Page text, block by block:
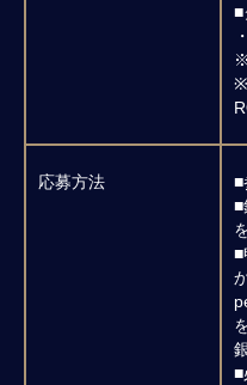
■
※
応募方法
■
■
■
■